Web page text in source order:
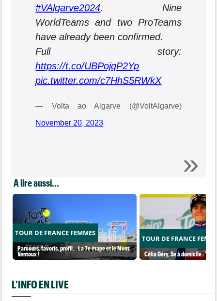
#VAlgarve2024. Nine
WorldTeams and two ProTeams
have already been confirmed.
Full story:
https://t.co/UBPojqP2Yp
pic.twitter.com/c7HhS5RWkX
— Volta ao Algarve (@VoltAlgarve)
November 20, 2023
A lire aussi...
TOUR DE FRANCE FEMMES
Parcours, favoris, profil… La 7e étape et le Mont
Ventoux !
TOUR DE FRANCE
Célia Géry, 5e à domicile :
L'INFO EN LIVE